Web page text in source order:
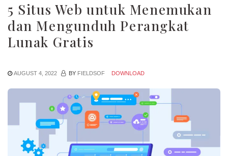
5 Situs Web untuk Menemukan
dan Mengunduh Perangkat
Lunak Gratis
AUGUST 4, 2022 BY FIELDSOF DOWNLOAD